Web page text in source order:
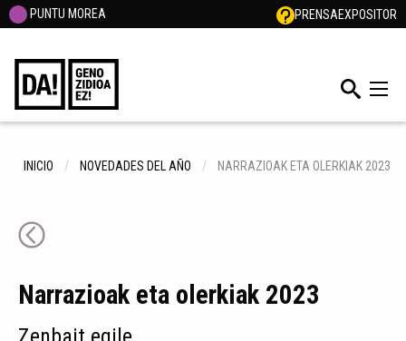
PUNTU MOREA PRENSAEXPOSITOR
INICIO NOVEDADES DEL AÑO NARRAZIOAK ETA OLERKIAK 2023
Narrazioak eta olerkiak 2023